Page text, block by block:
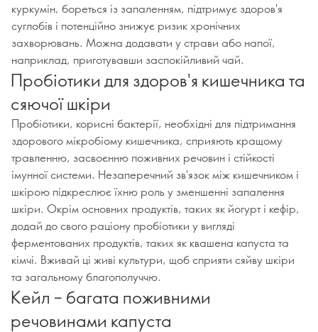
куркумін, бореться із запаленням, підтримує здоров'я
суглобів і потенційно знижує ризик хронічних
захворювань. Можна додавати у страви або напої,
наприклад, приготувавши заспокійливий чай.
Пробіотики для здоров'я кишечника та
сяючої шкіри
Пробіотики, корисні бактерії, необхідні для підтримання
здорового мікробіому кишечника, сприяють кращому
травленню, засвоєнню поживних речовин і стійкості
імунної системи. Незаперечний зв'язок між кишечником і
шкірою підкреслює їхню роль у зменшенні запалення
шкіри. Окрім основних продуктів, таких як йогурт і кефір,
додай до свого раціону пробіотики у вигляді
ферментованих продуктів, таких як квашена капуста та
кімчі. Вживай ці живі культури, щоб сприяти сяйву шкіри
та загальному благополуччю.
Кейл – багата поживними
речовинами капуста